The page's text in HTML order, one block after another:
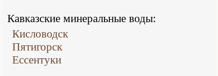
Кавказские минеральные воды:
Кисловодск
Пятигорск
Ессентуки